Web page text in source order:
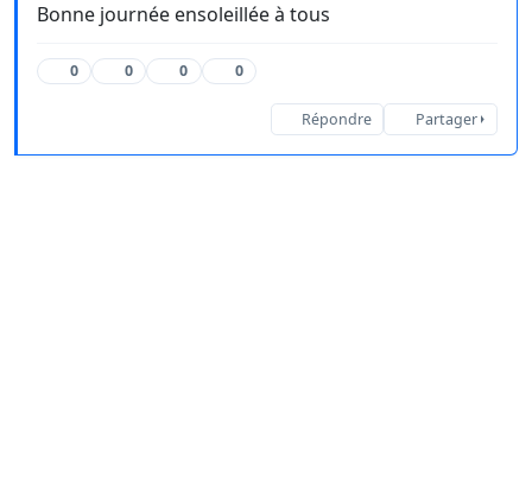
Bonne journée ensoleillée à tous
0 0 0 0
Répondre Partager